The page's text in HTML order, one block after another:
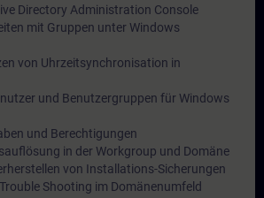
Directory Administration Console
mit Gruppen unter Windows
von Uhrzeitsynchronisation in
und Benutzergruppen für Windows
und Berechtigungen
in der Workgroup und Domäne
von Installations-Sicherungen
Shooting im Domänenumfeld